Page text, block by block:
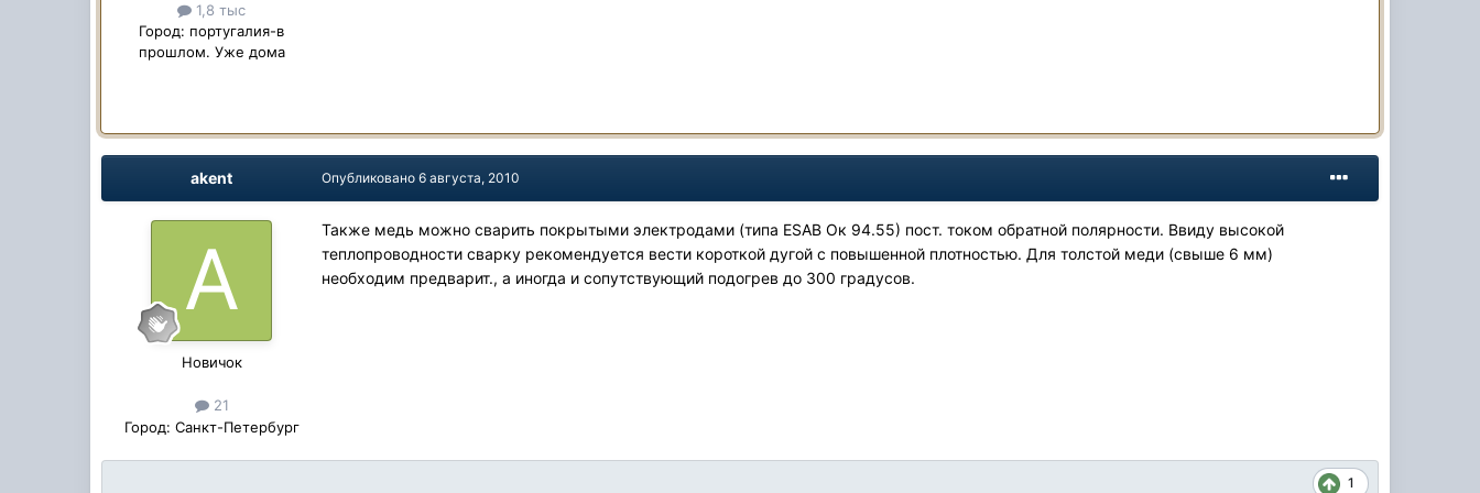
1,8 тыс
Город: португалия-в
прошлом. Уже дома
akent
Новичок
21
Город: Санкт-Петербург
Опубликовано6 августа, 2010
Также медь можно сварить покрытыми электродами (типа ESAB Ок 94.55) пост. током обратной полярности. Ввиду высокой
теплопроводности сварку рекомендуется вести короткой дугой с повышенной плотностью. Для толстой меди (свыше 6 мм)
необходим предварит., а иногда и сопутствующий подогрев до 300 градусов.
1